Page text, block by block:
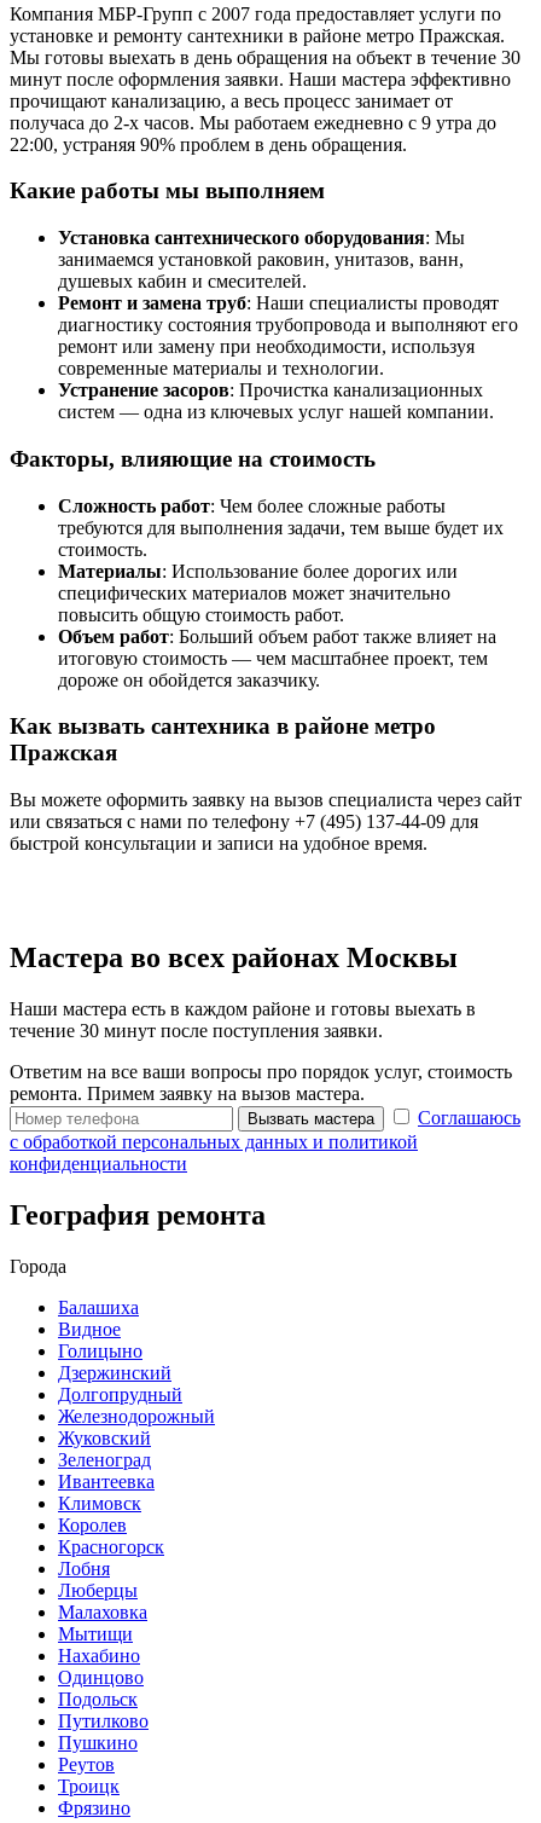
Компания МБР-Групп с 2007 года предоставляет услуги по
установке и ремонту сантехники в районе метро Пражская.
Мы готовы выехать в день обращения на объект в течение 30
минут после оформления заявки. Наши мастера эффективно
прочищают канализацию, а весь процесс занимает от
получаса до 2-х часов. Мы работаем ежедневно с 9 утра до
22:00, устраняя 90% проблем в день обращения.
Какие работы мы выполняем
Установка сантехнического оборудования: Мы
занимаемся установкой раковин, унитазов, ванн,
душевых кабин и смесителей.
Ремонт и замена труб: Наши специалисты проводят
диагностику состояния трубопровода и выполняют его
ремонт или замену при необходимости, используя
современные материалы и технологии.
Устранение засоров: Прочистка канализационных
систем — одна из ключевых услуг нашей компании.
Факторы, влияющие на стоимость
Сложность работ: Чем более сложные работы
требуются для выполнения задачи, тем выше будет их
стоимость.
Материалы: Использование более дорогих или
специфических материалов может значительно
повысить общую стоимость работ.
Объем работ: Больший объем работ также влияет на
итоговую стоимость — чем масштабнее проект, тем
дороже он обойдется заказчику.
Как вызвать сантехника в районе метро
Пражская
Вы можете оформить заявку на вызов специалиста через сайт
или связаться с нами по телефону +7 (495) 137-44-09 для
быстрой консультации и записи на удобное время.
Мастера во всех районах Москвы
Наши мастера есть в каждом районе и готовы выехать в
течение 30 минут после поступления заявки.
Ответим на все ваши вопросы про порядок услуг, стоимость
ремонта. Примем заявку на вызов мастера.
Вызвать мастера
Соглашаюсь
с обработкой персональных данных и политикой
конфиденциальности
География ремонта
Города
Балашиха
Видное
Голицыно
Дзержинский
Долгопрудный
Железнодорожный
Жуковский
Зеленоград
Ивантеевка
Климовск
Королев
Красногорск
Лобня
Люберцы
Малаховка
Мытищи
Нахабино
Одинцово
Подольск
Путилково
Пушкино
Реутов
Троицк
Фрязино